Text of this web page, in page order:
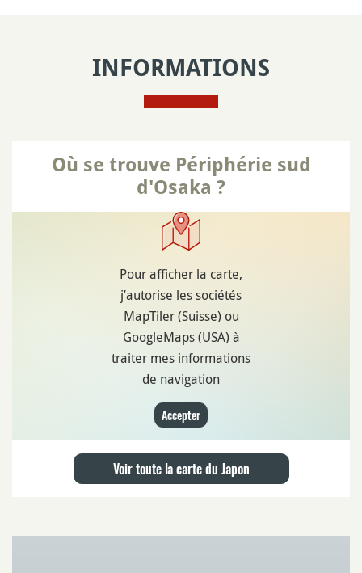
INFORMATIONS
Où se trouve Périphérie sud
d'Osaka ?
Pour afficher la carte,
j’autorise les sociétés
MapTiler (Suisse) ou
GoogleMaps (USA) à
traiter mes informations
de navigation
Accepter
Voir toute la carte du Japon